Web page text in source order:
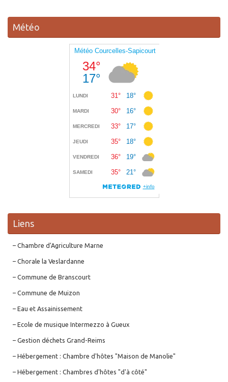
Météo
Liens
– Chambre d'Agriculture Marne
– Chorale la Veslardanne
– Commune de Branscourt
– Commune de Muizon
– Eau et Assainissement
– Ecole de musique Intermezzo à Gueux
– Gestion déchets Grand-Reims
– Hébergement : Chambre d'hôtes "Maison de Manolie"
– Hébergement : Chambres d'hôtes "d'à côté"